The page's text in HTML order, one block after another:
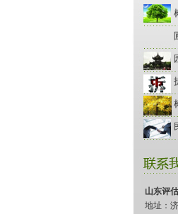
山东评
地址：